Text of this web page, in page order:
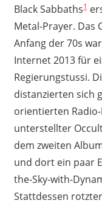
Black Sabbaths1
Metal-Prayer. Das
Anfang der 70s
Internet 2013 für
Regierungstussi.
distanzierten sich
orientierten
unterstellter
dem zweiten
und dort ein paar
the-Sky-with-
Stattdessen